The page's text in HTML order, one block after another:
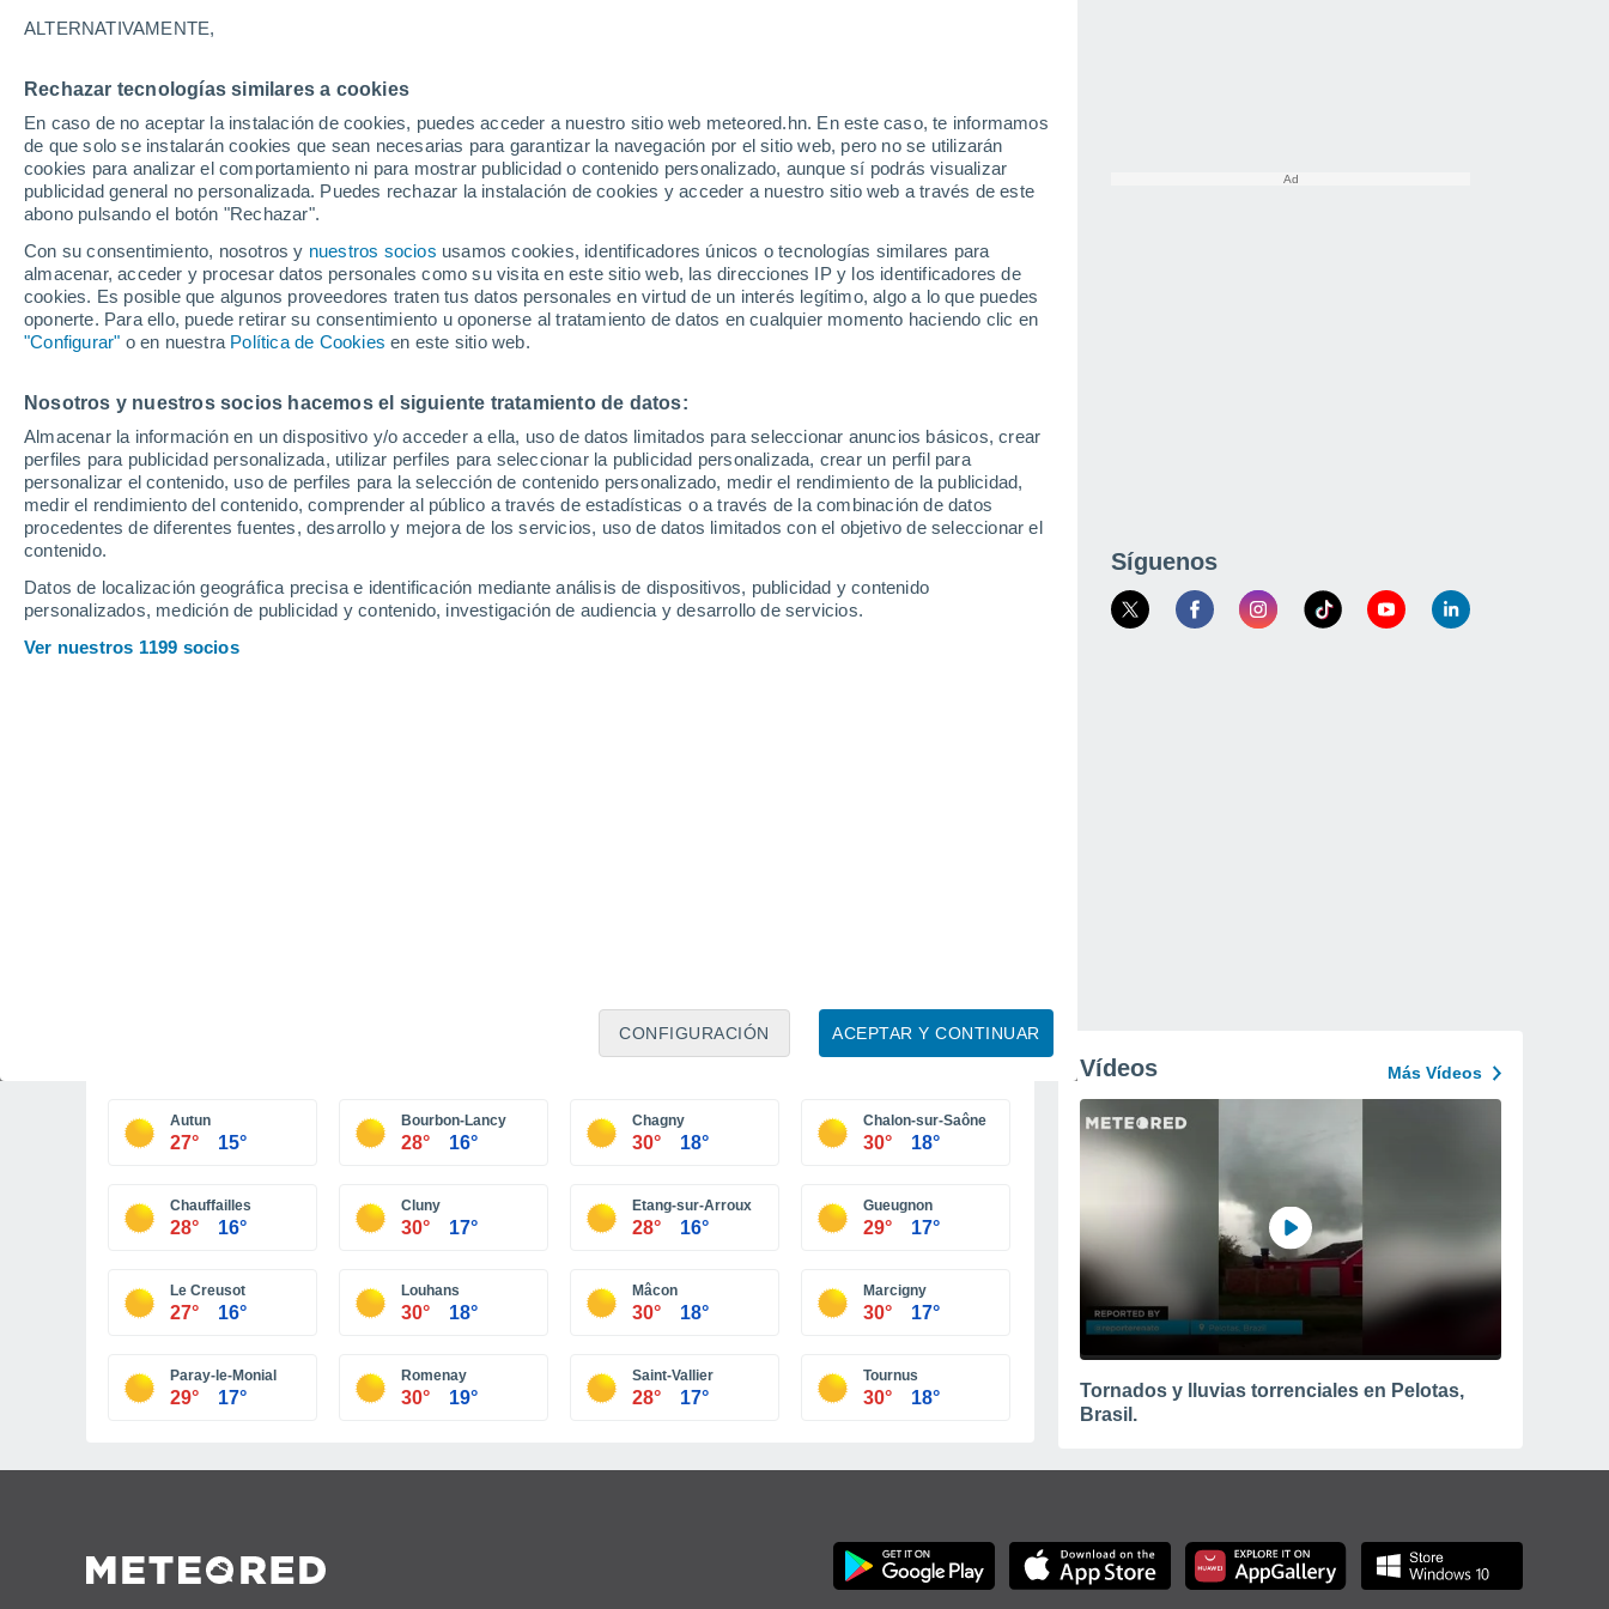
ALTERNATIVAMENTE,
Rechazar tecnologías similares a cookies
En caso de no aceptar la instalación de cookies, puedes acceder a nuestro sitio web meteored.hn. En este caso, te informamos
de que solo se instalarán cookies que sean necesarias para garantizar la navegación por el sitio web, pero no se utilizarán
cookies para analizar el comportamiento ni para mostrar publicidad o contenido personalizado, aunque sí podrás visualizar
publicidad general no personalizada. Puedes rechazar la instalación de cookies y acceder a nuestro sitio web a través de este
abono pulsando el botón "Rechazar".
Con su consentimiento, nosotros y nuestros socios usamos cookies, identificadores únicos o tecnologías similares para
almacenar, acceder y procesar datos personales como su visita en este sitio web, las direcciones IP y los identificadores de
cookies. Es posible que algunos proveedores traten tus datos personales en virtud de un interés legítimo, algo a lo que puedes
oponerte. Para ello, puede retirar su consentimiento u oponerse al tratamiento de datos en cualquier momento haciendo clic en
"Configurar" o en nuestra Política de Cookies en este sitio web.
Nosotros y nuestros socios hacemos el siguiente tratamiento de datos:
Almacenar la información en un dispositivo y/o acceder a ella, uso de datos limitados para seleccionar anuncios básicos, crear
perfiles para publicidad personalizada, utilizar perfiles para seleccionar la publicidad personalizada, crear un perfil para
personalizar el contenido, uso de perfiles para la selección de contenido personalizado, medir el rendimiento de la publicidad,
medir el rendimiento del contenido, comprender al público a través de estadísticas o a través de la combinación de datos
procedentes de diferentes fuentes, desarrollo y mejora de los servicios, uso de datos limitados con el objetivo de seleccionar el
contenido.
Datos de localización geográfica precisa e identificación mediante análisis de dispositivos, publicidad y contenido
personalizados, medición de publicidad y contenido, investigación de audiencia y desarrollo de servicios.
Ver nuestros 1199 socios
ACEPTAR Y CONTINUAR
CONFIGURACIÓN
Chagny
28°
16°
Bourbon-
Lancy
30°
18°
30°
Louhans
17°
Gueugnon
17°
Paray-le-
Monial
28°
17°
Saint-Vallier
27°
16°
Le Creusot
30°
Chalon-sur-
Chauffailles
30°
Cluny
30°
18°
Mâcon
17°
Couches
16°
Etang-sur-
30°
17°
18°
Bois
Síguenos
Autun
27° 15°
Bourbon-Lancy
28° 16°
Chagny
30° 18°
Chalon-sur-Saône
30° 18°
Chauffailles
28° 16°
Cluny
30° 17°
Etang-sur-Arroux
28° 16°
Gueugnon
29° 17°
Le Creusot
27° 16°
Louhans
30° 18°
Mâcon
30° 18°
Marcigny
30° 17°
Paray-le-Monial
29° 17°
Romenay
30° 19°
Saint-Vallier
28° 17°
Tournus
30° 18°
Vídeos Más Vídeos
Tornados y lluvias torrenciales en Pelotas,
Brasil.